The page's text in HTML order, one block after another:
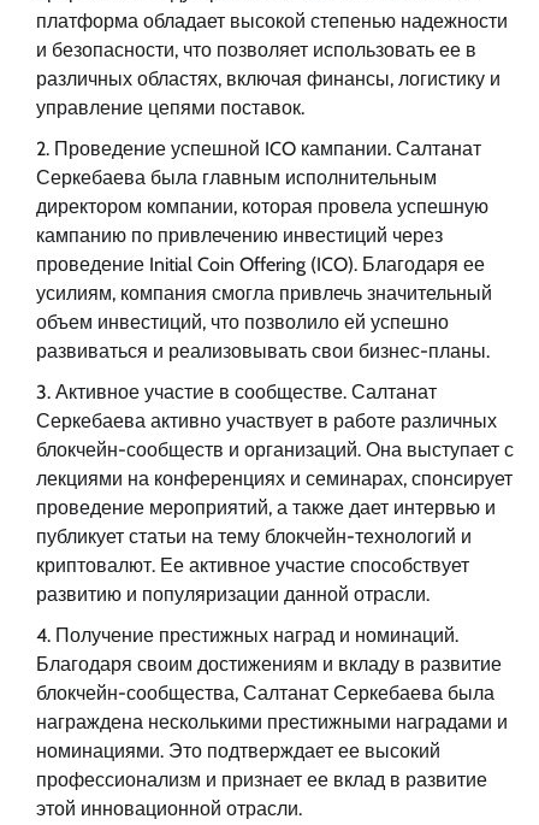
платформа обладает высокой степенью надежности
и безопасности, что позволяет использовать ее в
различных областях, включая финансы, логистику и
управление цепями поставок.
Проведение успешной ICO кампании. Салтанат
Серкебаева была главным исполнительным
директором компании, которая провела успешную
кампанию по привлечению инвестиций через
проведение Initial Coin Offering (ICO). Благодаря ее
усилиям, компания смогла привлечь значительный
объем инвестиций, что позволило ей успешно
развиваться и реализовывать свои бизнес-планы.
Активное участие в сообществе. Салтанат
Серкебаева активно участвует в работе различных
блокчейн-сообществ и организаций. Она выступает с
лекциями на конференциях и семинарах, спонсирует
проведение мероприятий, а также дает интервью и
публикует статьи на тему блокчейн-технологий и
криптовалют. Ее активное участие способствует
развитию и популяризации данной отрасли.
Получение престижных наград и номинаций.
Благодаря своим достижениям и вкладу в развитие
блокчейн-сообщества, Салтанат Серкебаева была
награждена несколькими престижными наградами и
номинациями. Это подтверждает ее высокий
профессионализм и признает ее вклад в развитие
этой инновационной отрасли.